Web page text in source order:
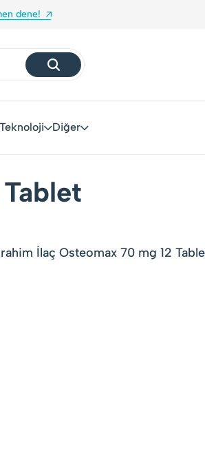
dene!
Diğer
İlaç Osteomax 70 mg 12